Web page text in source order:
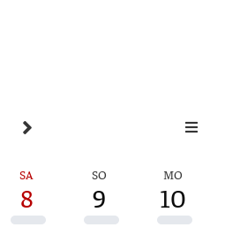
SA
8
SO
9
MO
10